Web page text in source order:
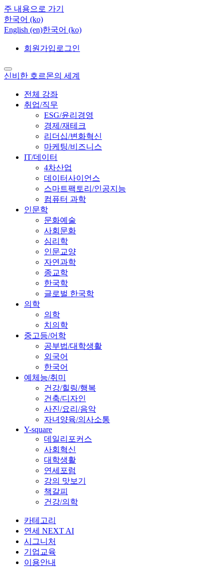
주 내용으로 가기
한국어 ‎(ko)‎
English ‎(en)‎한국어 ‎(ko)‎
회원가입 로그인
신비한 호르몬의 세계
전체 강좌
취업/직무
ESG/윤리경영
경제/재테크
리더십/변화혁신
마케팅/비즈니스
IT/데이터
4차산업
데이터사이언스
스마트팩토리/인공지능
컴퓨터 과학
인문학
문화예술
사회문화
심리학
인문교양
자연과학
종교학
한국학
글로벌 한국학
의학
의학
치의학
중고등/어학
공부법/대학생활
외국어
한국어
예체능/취미
건강/힐링/행복
건축/디자인
사진/요리/음악
자녀양육/의사소통
Y-square
데일리포커스
사회혁신
대학생활
연세포럼
강의 맛보기
책갈피
건강/의학
카테고리
연세 NEXT AI
시그니처
기업교육
이용안내